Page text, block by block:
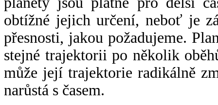
obtížné jejich určení, neboť je
přesnosti, jakou požadujeme.
stejné trajektorii po několik
může její trajektorie radikálně
narůstá s časem.